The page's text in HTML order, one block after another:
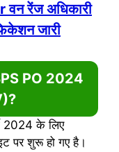
रेंज अधिकारी
जारी
PO 2024
?
2024 के लिए
पर शुरू हो गए है।